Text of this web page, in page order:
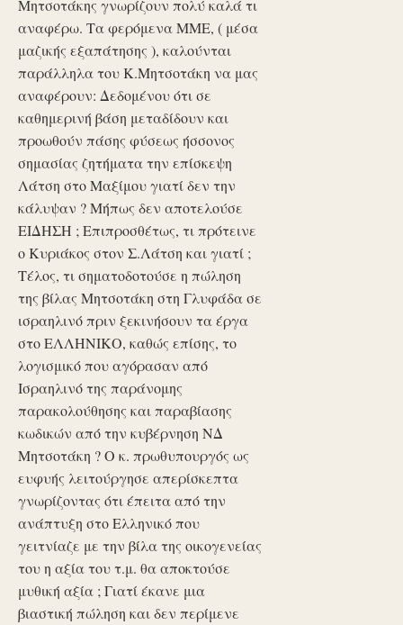
Μητσοτάκης γνωρίζουν πολύ καλά τι
αναφέρω. Τα φερόμενα ΜΜΕ, ( μέσα
μαζικής εξαπάτησης ), καλούνται
παράλληλα του Κ.Μητσοτάκη να μας
αναφέρουν: Δεδομένου ότι σε
καθημερινή βάση μεταδίδουν και
προωθούν πάσης φύσεως ήσσονος
σημασίας ζητήματα την επίσκεψη
Λάτση στο Μαξίμου γιατί δεν την
κάλυψαν ? Μήπως δεν αποτελούσε
ΕΙΔΗΣΗ ; Επιπροσθέτως, τι πρότεινε
ο Κυριάκος στον Σ.Λάτση και γιατί ;
Τέλος, τι σηματοδοτούσε η πώληση
της βίλας Μητσοτάκη στη Γλυφάδα σε
ισραηλινό πριν ξεκινήσουν τα έργα
στο ΕΛΛΗΝΙΚΟ, καθώς επίσης, το
λογισμικό που αγόρασαν από
Ισραηλινό της παράνομης
παρακολούθησης και παραβίασης
κωδικών από την κυβέρνηση ΝΔ
Μητσοτάκη ? Ο κ. πρωθυπουργός ως
ευφυής λειτούργησε απερίσκεπτα
γνωρίζοντας ότι έπειτα από την
ανάπτυξη στο Ελληνικό που
γειτνίαζε με την βίλα της οικογενείας
του η αξία του τ.μ. θα αποκτούσε
μυθική αξία ; Γιατί έκανε μια
βιαστική πώληση και δεν περίμενε